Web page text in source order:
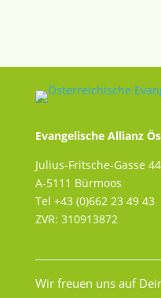
Evangelische Allianz
Julius-Fritsche-Gasse 44
A-5111 Bürmoos
Tel +43 (0)662 23 49 43
ZVR: 310913872
Wir freuen uns auf